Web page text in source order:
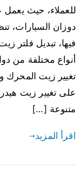
للعملاء، حيث يعمل
دوزان السيارات،
فيها، تبديل فلتر
أنواع مختلفة من
تغيير زيت المحرك
على تغيير زيت
متنوعة […]
اقرأ المزيد